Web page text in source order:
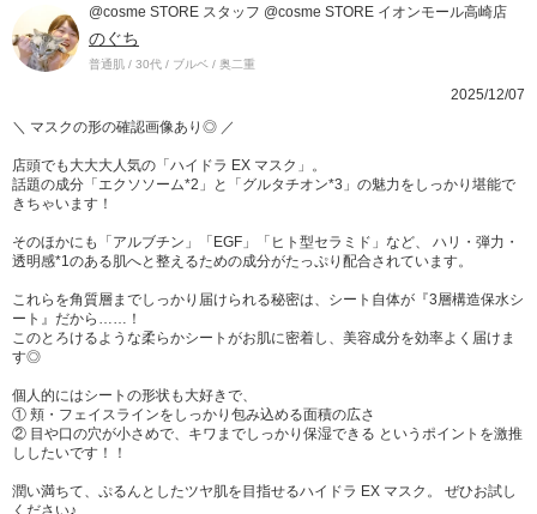
@cosme STORE スタッフ @cosme STORE イオンモール高崎店
のぐち
普通肌 / 30代 / ブルベ / 奥二重
2025/12/07
＼ マスクの形の確認画像あり◎ ／
店頭でも大大大人気の「ハイドラ EX マスク」。
話題の成分「エクソソーム*2」と「グルタチオン*3」の魅力をしっかり堪能で
きちゃいます！
そのほかにも「アルブチン」「EGF」「ヒト型セラミド」など、 ハリ・弾力・
透明感*1のある肌へと整えるための成分がたっぷり配合されています。
これらを角質層までしっかり届けられる秘密は、シート自体が『3層構造保水シ
ート』だから……！
このとろけるような柔らかシートがお肌に密着し、美容成分を効率よく届けま
す◎
個人的にはシートの形状も大好きで、
① 頬・フェイスラインをしっかり包み込める面積の広さ
② 目や口の穴が小さめで、キワまでしっかり保湿できる というポイントを激推
ししたいです！！
潤い満ちて、ぷるんとしたツヤ肌を目指せるハイドラ EX マスク。 ぜひお試し